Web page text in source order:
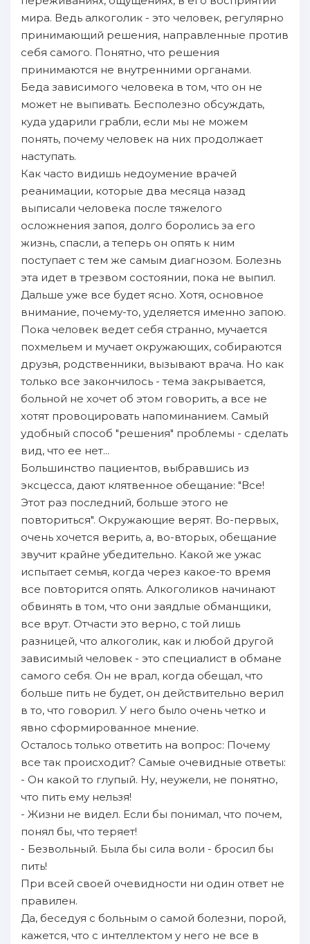
мира. Ведь алкоголик - это человек, регулярно
принимающий решения, направленные против
себя самого. Понятно, что решения
принимаются не внутренними органами.
Беда зависимого человека в том, что он не
может не выпивать. Бесполезно обсуждать,
куда ударили грабли, если мы не можем
понять, почему человек на них продолжает
наступать.
Как часто видишь недоумение врачей
реанимации, которые два месяца назад
выписали человека после тяжелого
осложнения запоя, долго боролись за его
жизнь, спасли, а теперь он опять к ним
поступает с тем же самым диагнозом. Болезнь
эта идет в трезвом состоянии, пока не выпил.
Дальше уже все будет ясно. Хотя, основное
внимание, почему-то, уделяется именно запою.
Пока человек ведет себя странно, мучается
похмельем и мучает окружающих, собираются
друзья, родственники, вызывают врача. Но как
только все закончилось - тема закрывается,
больной не хочет об этом говорить, а все не
хотят провоцировать напоминанием. Самый
удобный способ "решения" проблемы - сделать
вид, что ее нет...
Большинство пациентов, выбравшись из
эксцесса, дают клятвенное обещание: "Все!
Этот раз последний, больше этого не
повториться". Окружающие верят. Во-первых,
очень хочется верить, а, во-вторых, обещание
звучит крайне убедительно. Какой же ужас
испытает семья, когда через какое-то время
все повторится опять. Алкоголиков начинают
обвинять в том, что они заядлые обманщики,
все врут. Отчасти это верно, с той лишь
разницей, что алкоголик, как и любой другой
зависимый человек - это специалист в обмане
самого себя. Он не врал, когда обещал, что
больше пить не будет, он действительно верил
в то, что говорил. У него было очень четко и
явно сформированное мнение.
Осталось только ответить на вопрос: Почему
все так происходит? Самые очевидные ответы:
- Он какой то глупый. Ну, неужели, не понятно,
что пить ему нельзя!
- Жизни не видел. Если бы понимал, что почем,
понял бы, что теряет!
- Безвольный. Была бы сила воли - бросил бы
пить!
При всей своей очевидности ни один ответ не
правилен.
Да, беседуя с больным о самой болезни, порой,
кажется, что с интеллектом у него не все в